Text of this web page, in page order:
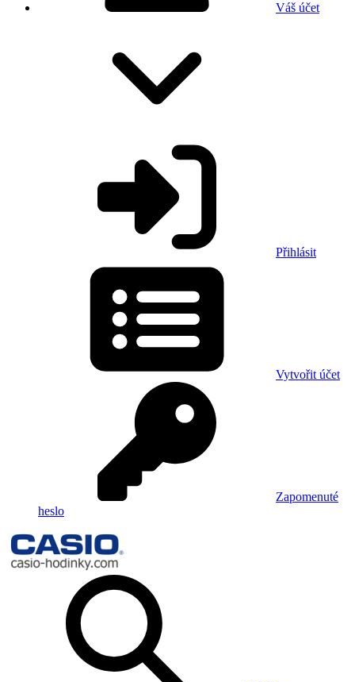
Váš účet
Přihlásit
Vytvořit účet
Zapomenuté
heslo